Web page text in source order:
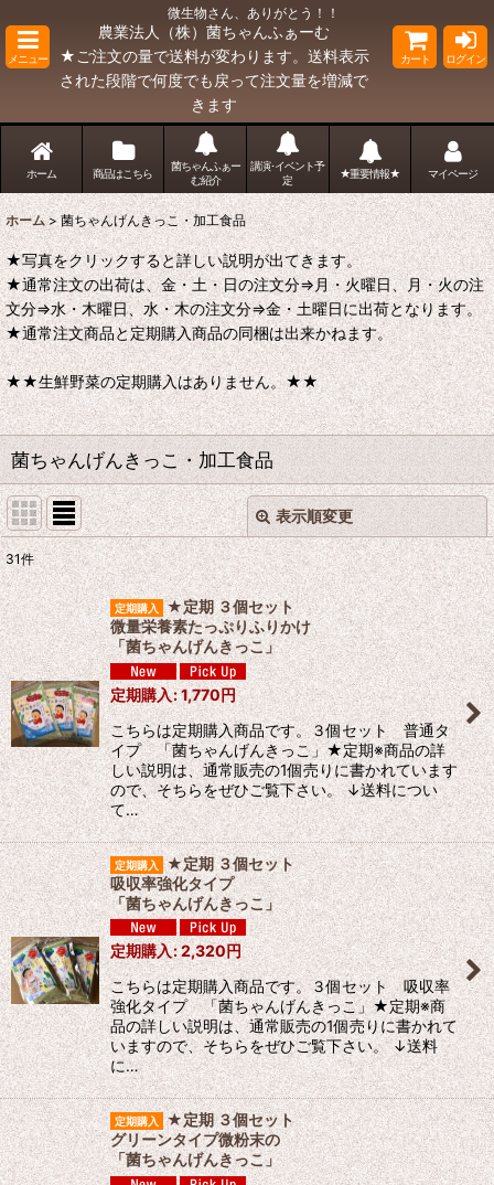
微生物さん、ありがとう！！
メニュー
農業法人（株）菌ちゃんふぁーむ
★ご注文の量で送料が変わります。送料表示
された段階で何度でも戻って注文量を増減で
きます
カート ログイン
ホーム 商品はこちら
菌ちゃんふぁー
む紹介
講演･イベント予
定
★重要情報★ マイページ
ホーム > 菌ちゃんげんきっこ・加工食品
★写真をクリックすると詳しい説明が出てきます。
★通常注文の出荷は、金・土・日の注文分⇒月・火曜日、月・火の注
文分⇒水・木曜日、水・木の注文分⇒金・土曜日に出荷となります。
★通常注文商品と定期購入商品の同梱は出来かねます。
★★生鮮野菜の定期購入はありません。★★
菌ちゃんげんきっこ・加工食品
表示順変更
サブカテゴリ :
表示数:
並び順:
絞り込む
閉じる
31件
★定期 ３個セット
微量栄養素たっぷりふりかけ
「菌ちゃんげんきっこ」
定期購入:1,770円
こちらは定期購入商品です。３個セット 普通タ
イプ 「菌ちゃんげんきっこ」★定期※商品の詳
しい説明は、通常販売の1個売りに書かれています
ので、そちらをぜひご覧下さい。 ↓送料につい
て…
★定期 ３個セット
吸収率強化タイプ
「菌ちゃんげんきっこ」
定期購入:2,320円
こちらは定期購入商品です。３個セット 吸収率
強化タイプ 「菌ちゃんげんきっこ」★定期※商
品の詳しい説明は、通常販売の1個売りに書かれて
いますので、そちらをぜひご覧下さい。 ↓送料
に…
★定期 ３個セット
グリーンタイプ微粉末の
「菌ちゃんげんきっこ」